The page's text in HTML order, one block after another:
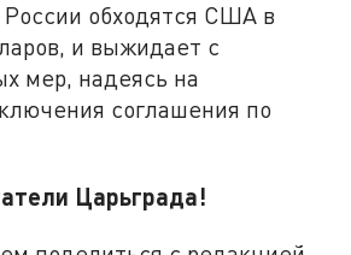
России обходятся США в
и выжидает с
мер, надеясь на
соглашения по
Царьграда!